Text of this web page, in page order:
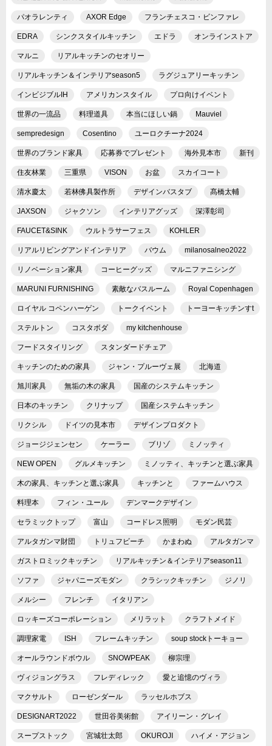
パオラレンティ AXOR Edge フランチェスコ・ビンファレ
EDRA シンクスタイルキッチン エドラ オンラインストア
マルニ リアルキッチンのセオリー
リアルキッチン＆インテリアseason5 ラグジュアリーキッチン
インビジブルIH アメリカンスタイル プロ向けイベント
世界の一流品 料理道具 本当にほしい鍋 Mauviel
sempredesign Cosentino ユーロクチーナ2024
世界のブランド家具 応募券でプレゼント 海外見本市 新刊
住友林業 三重県 VISON お盆 スカイコート
清水慶太 若林佛具製作所 デザインバスタブ 髙橋太輔
JAXSON ジャクソン インテリアグッズ 深澤彰司
FAUCET&SINK ウルトラサーフェス KOHLER
リアルリビングアンドインテリア バウム milanosalneo2022
リノベーション家具 コーヒーグッズ マルニファニシング
MARUNI FURNISHING 素敵なバスルーム Royal Copenhagen
ロイヤル コペンハーゲン トークイベント トーヨーキッチンすt
ステルトン コスタボダ my kitchenhouse
フードスタイリング スタンダードチェア
キッチンのための家具 ジャン・プルーヴェ展 北海道
旭川家具 無垢の木の家具 国産のシステムキッチン
日本のキッチン クリナップ 国産システムキッチン
リクシル ドイツの見本市 デザインプロダクト
ジョージジェンセン ケーラー ブリゾ ミノッティ
NEW OPEN グルメキッチン ミノッティ、キッチンと選ぶ家具
木の家具、キッチンと選ぶ家具 キッチンと ファームハウス
料理本 フィン・ユール デンマークデザイン
セラミックトップ 富山 コードレス照明 モダン民芸
アルタガンマ財団 トリュフビーチ かまわぬ アルタガンマ
ガストロミックキッチン リアルキッチン＆インテリアseason11
ソファ ジャパニーズモダン クラシックキッチン ジノリ
メルシー フレンチ イタリアン
ロッキーズコーポレーション メリラット クラフトメイド
調理家電 ISH フレームキッチン soup stockトーキョー
オールラウンドボウル SNOWPEAK 柳宗理
ヴィジョングラス フレディレック 愛と追憶のヴィラ
マクサルト ローゼンダール ラッセルホブス
DESIGNART2022 世田谷美術館 アイリーン・グレイ
スープストック 宮城壮太郎 OKUROJI ハイメ・アジョン